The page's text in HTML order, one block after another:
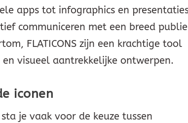
apps tot infographics en
communiceren met een breed
FLATICONS zijn een krachtige tool
visueel aantrekkelijke ontwerpen.
iconen
je vaak voor de keuze tussen